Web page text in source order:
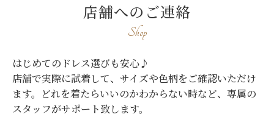
店舗へのご連絡
Shop
はじめてのドレス選びも安心♪
店舗で実際に試着して、サイズや色柄をご確認いただけ
ます。
どれを着たらいいのかわからない時など、専属の
スタッフがサポート致します。